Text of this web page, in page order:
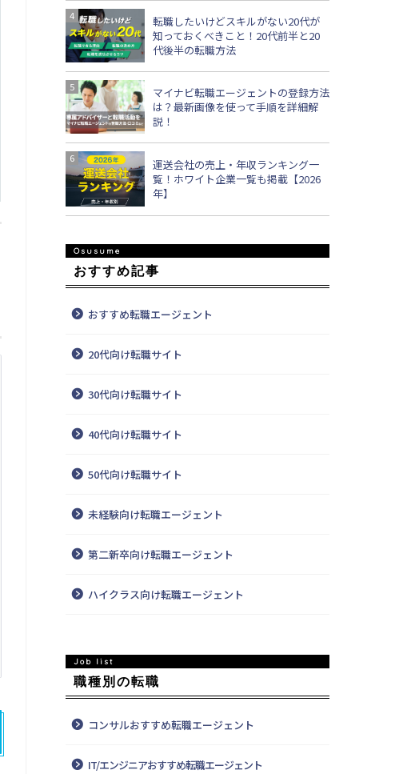
転職したいけどスキルがない20代が
知っておくべきこと！20代前半と20
代後半の転職方法
マイナビ転職エージェントの登録方法
は？最新画像を使って手順を詳細解
説！
運送会社の売上・年収ランキング一
覧！ホワイト企業一覧も掲載【2026
年】
おすすめ記事
おすすめ転職エージェント
20代向け転職サイト
30代向け転職サイト
40代向け転職サイト
50代向け転職サイト
未経験向け転職エージェント
第二新卒向け転職エージェント
ハイクラス向け転職エージェント
職種別の転職
コンサルおすすめ転職エージェント
IT/エンジニアおすすめ転職エージェント